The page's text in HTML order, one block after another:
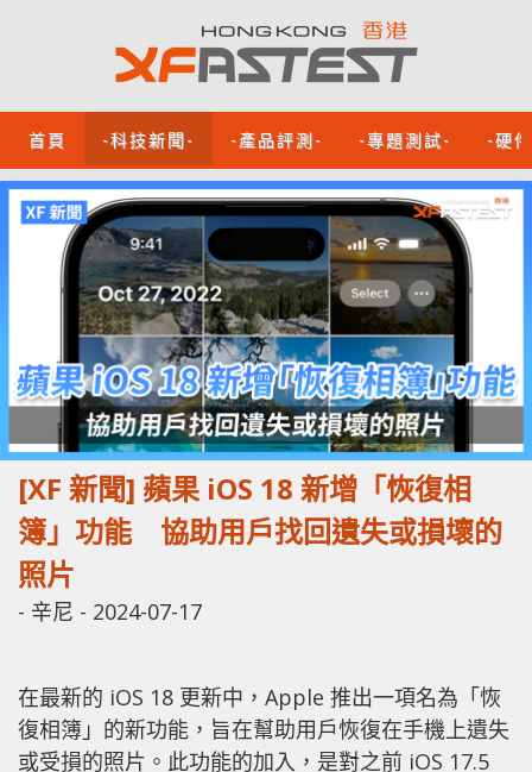
首頁 -科技新聞- -產品評測- -專題測試- -硬
[XF 新聞] 蘋果 iOS 18 新增「恢復相
簿」功能 協助用戶找回遺失或損壞的
照片
- 辛尼 - 2024-07-17
在最新的 iOS 18 更新中，Apple 推出一項名為「恢
復相簿」的新功能，旨在幫助用戶恢復在手機上遺失
或受損的照片。此功能的加入，是對之前 iOS 17.5